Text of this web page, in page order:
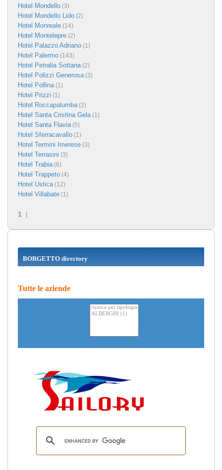
Hotel Mondello (3)
Hotel Mondello Lido (2)
Hotel Monreale (14)
Hotel Montelepre (2)
Hotel Palazzo Adriano (1)
Hotel Palermo (143)
Hotel Petralia Sottana(2)
Hotel Polizzi Generosa(3)
Hotel Pollina(1)
Hotel Prizzi (1)
Hotel Roccapalumba(2)
Hotel Santa Cristina Gela(1)
Hotel Santa Flavia(5)
Hotel Sferracavallo (1)
Hotel Termini Imerese (3)
Hotel Terrasini (3)
Hotel Trabia(6)
Hotel Trappeto (4)
Hotel Ustica(12)
Hotel Villabate (1)
1 |
BORGETTO directory
Tutte le aziende